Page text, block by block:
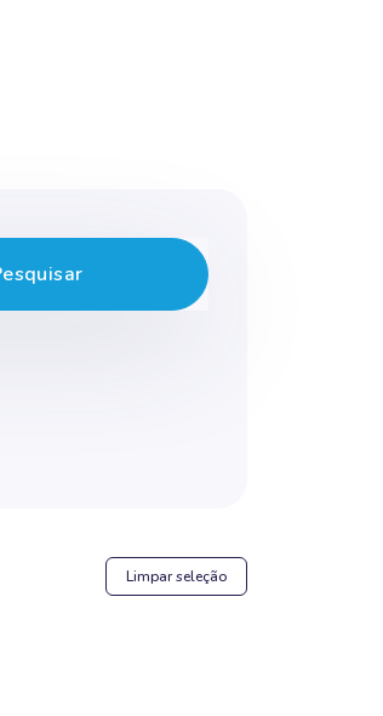
Limpar seleção